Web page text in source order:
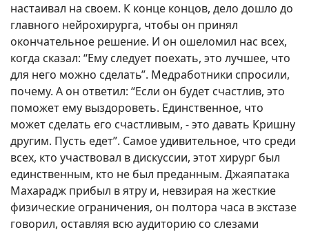
настаивал на своем. К конце концов, дело дошло до
главного нейрохирурга, чтобы он принял
окончательное решение. И он ошеломил нас всех,
когда сказал: “Ему следует поехать, это лучшее, что
для него можно сделать”. Медработники спросили,
почему. А он ответил: “Если он будет счастлив, это
поможет ему выздороветь. Единственное, что
может сделать его счастливым, - это давать Кришну
другим. Пусть едет”. Самое удивительное, что среди
всех, кто участвовал в дискуссии, этот хирург был
единственным, кто не был преданным. Джаяпатака
Махарадж прибыл в ятру и, невзирая на жесткие
физические ограничения, он полтора часа в экстазе
говорил, оставляя всю аудиторию со слезами